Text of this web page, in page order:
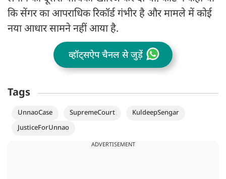
कि सेंगर का आपराधिक रिकॉर्ड गंभीर है और मामले में कोई
नया आधार सामने नहीं आया है.
व्हॉट्सऐप चैनल से जुड़ें
Tags
UnnaoCase SupremeCourt
KuldeepSengar
JusticeForUnnao
ADVERTISEMENT